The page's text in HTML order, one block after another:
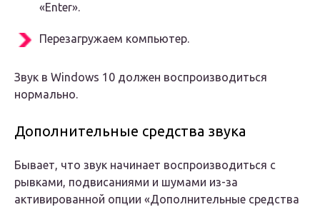
«Enter».
Перезагружаем компьютер.
Звук в Windows 10 должен воспроизводиться
нормально.
Дополнительные средства звука
Бывает, что звук начинает воспроизводиться с
рывками, подвисаниями и шумами из-за
активированной опции «Дополнительные средства